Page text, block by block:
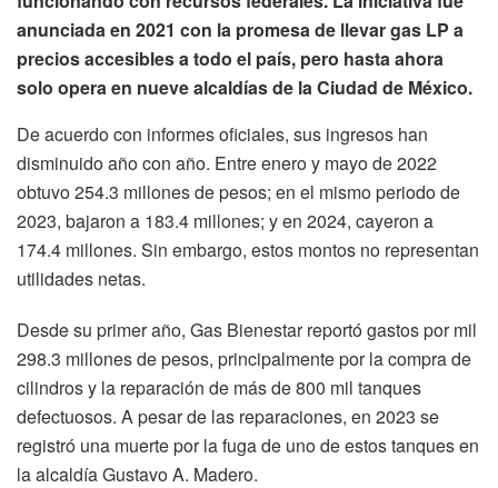
anunciada en 2021 con la promesa de llevar gas LP a
precios accesibles a todo el país, pero hasta ahora
solo opera en nueve alcaldías de la Ciudad de México.
De acuerdo con informes oficiales, sus ingresos han
disminuido año con año. Entre enero y mayo de 2022
obtuvo 254.3 millones de pesos; en el mismo periodo de
2023, bajaron a 183.4 millones; y en 2024, cayeron a
174.4 millones. Sin embargo, estos montos no representan
utilidades netas.
Desde su primer año, Gas Bienestar reportó gastos por mil
298.3 millones de pesos, principalmente por la compra de
cilindros y la reparación de más de 800 mil tanques
defectuosos. A pesar de las reparaciones, en 2023 se
registró una muerte por la fuga de uno de estos tanques en
la alcaldía Gustavo A. Madero.